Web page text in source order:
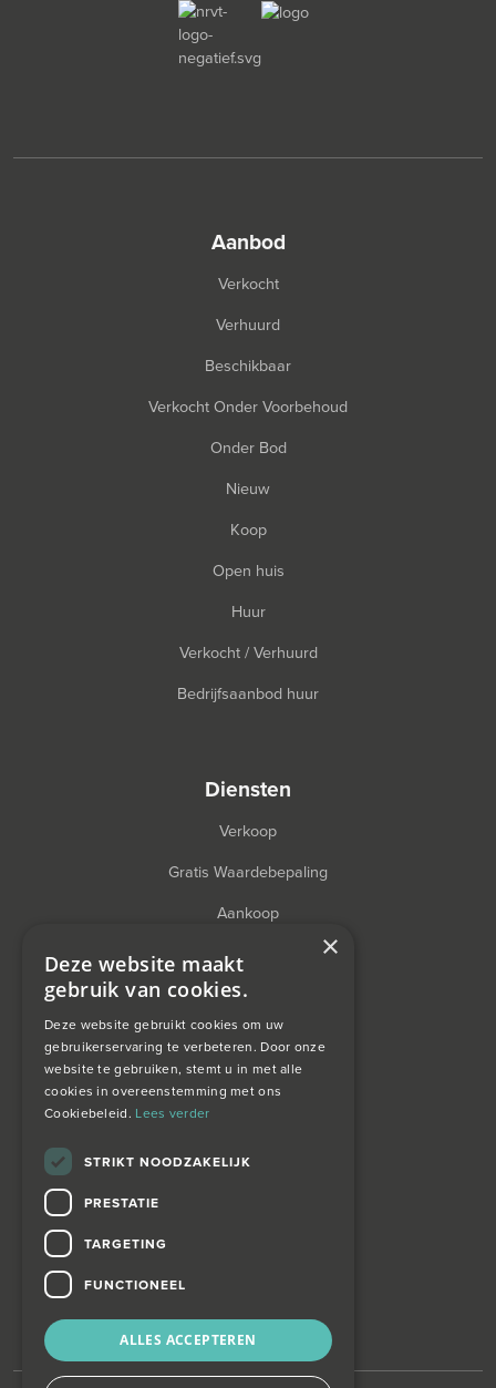
aanbod
Verkocht
Verhuurd
Beschikbaar
Verkocht Onder Voorbehoud
Onder Bod
Nieuw
Koop
Open huis
Huur
Verkocht / Verhuurd
Bedrijfsaanbod huur
diensten
Verkoop
Gratis Waardebepaling
Aankoop
Financieel Advies
Taxatie
over ons
×
Deze website maakt
gebruik van cookies.
Deze website gebruikt cookies om uw
gebruikerservaring te verbeteren. Door onze
website te gebruiken, stemt u in met alle
cookies in overeenstemming met ons
Cookiebeleid. Lees verder
STRIKT NOODZAKELIJK
PRESTATIE
TARGETING
FUNCTIONEEL
ALLES ACCEPTEREN